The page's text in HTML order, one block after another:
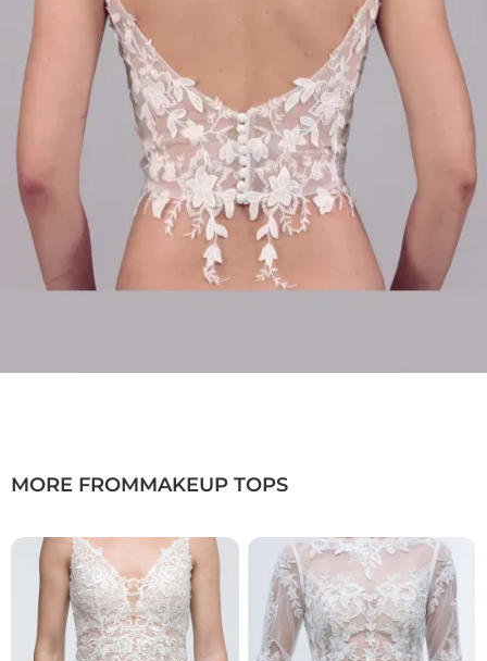
MORE FROMMAKEUP TOPS